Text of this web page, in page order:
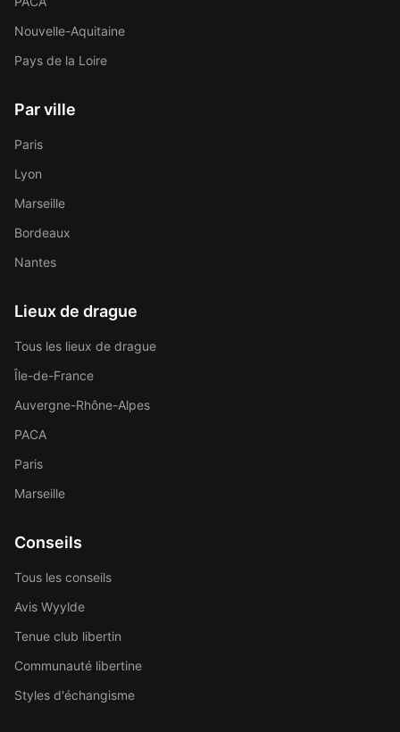
Nouvelle-Aquitaine
Pays de la Loire
Par ville
Paris
Lyon
Marseille
Bordeaux
Nantes
Lieux de drague
Tous les lieux de drague
Île-de-France
Auvergne-Rhône-Alpes
PACA
Paris
Marseille
Conseils
Tous les conseils
Avis Wyylde
Tenue club libertin
Communauté libertine
Styles d'échangisme